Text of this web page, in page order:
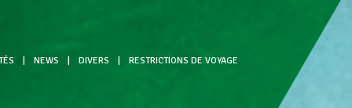
NEWS DIVERS RESTRICTIONS DE VOYAGE